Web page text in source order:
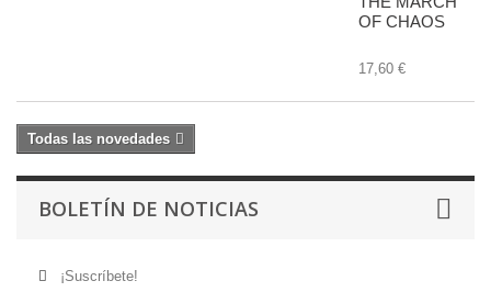
OF CHAOS
17,60 €
Todas las novedades
BOLETÍN DE NOTICIAS
¡Suscríbete!